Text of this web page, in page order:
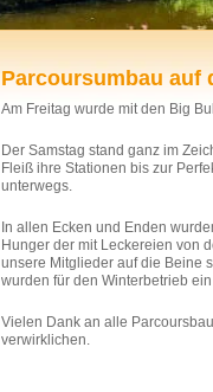
Parcoursumbau auf
Am Freitag wurde mit den Big
Der Samstag stand ganz im
Fleiß ihre Stationen bis zur
unterwegs.
In allen Ecken und Enden
Hunger der mit Leckereien von
unsere Mitglieder auf die Beine
wurden für den Winterbetrieb
Vielen Dank an alle
verwirklichen.